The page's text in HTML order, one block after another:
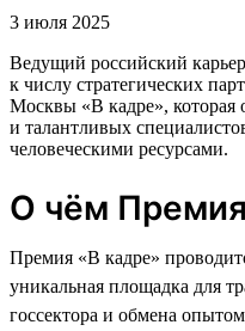
3 июля 2025
Ведущий российский
к числу стратегических
Москвы «В кадре», которая
и талантливых
человеческими ресурсами.
О чём
Премия «В кадре»
уникальная площадка для
госсектора и обмена